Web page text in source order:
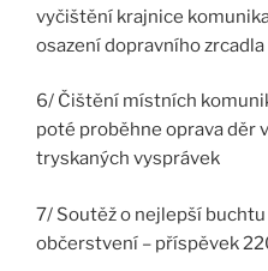
vyčištění krajnice
osazení dopravního
6/ Čištění místních
poté proběhne oprava děr
tryskaných vysprávek
7/ Soutěž o nejlepší
občerstvení – příspěvek